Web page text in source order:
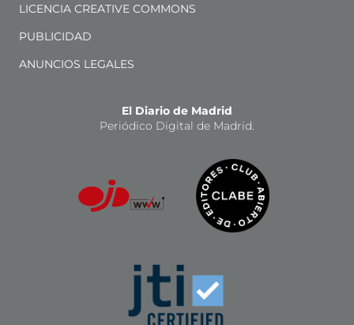
LICENCIA CREATIVE COMMONS
PUBLICIDAD
ANUNCIOS LEGALES
El Diario de Madrid
Periódico Digital de Madrid.